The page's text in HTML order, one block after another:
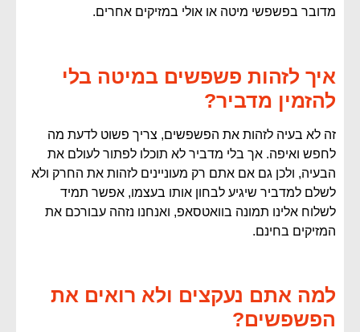
מדובר בפשפשי מיטה או אולי במזיקים אחרים.
איך לזהות פשפשים במיטה בלי
להזמין מדביר?
זה לא בעיה לזהות את הפשפשים, צריך פשוט לדעת מה
לחפש ואיפה. אך בלי מדביר לא תוכלו לפתור לעולם את
הבעיה, ולכן גם אם אתם רק מעוניינים לזהות את החרק ולא
לשלם למדביר שיגיע לבחון אותו בעצמו, אפשר תמיד
לשלוח אלינו תמונה בוואטסאפ, ואנחנו נזהה עבורכם את
המזיקים בחינם.
למה אתם נעקצים ולא רואים את
הפשפשים?